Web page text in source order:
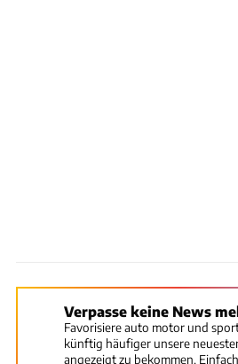
Verpasse keine News
Favorisiere auto motor und
künftig häufiger unsere
angezeigt zu bekommen.